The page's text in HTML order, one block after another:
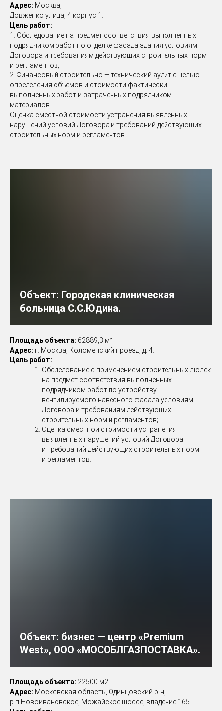
Адрес: Москва,
Довженко улица, 4 корпус 1.
Цель работ:
1. Обследование на предмет соответствия выполненных
подрядчиком работ по отделке фасада здания условиям
Договора и требованиям действующих строительных норм
и регламентов;
2. Финансовый строительно — технический аудит с целью
определения объемов и стоимости фактически
выполненных работ и затраченных подрядчиком
материалов.
Оценка сместной стоимости устранения выявленных
нарушений условий Договора и требований действующих
строительных норм и регламентов.
Объект: Городская клиническая
больница С.С.Юдина.
Площадь объекта: 62889,3 м².
Адрес: г. Москва, Коломенский проезд, д. 4.
Цель работ:
Обследование с применением строительных люлек
на предмет соответствия выполненных
подрядчиком работ по устройству
вентилируемого навесного фасада условиям
Договора и требованиям действующих
строительных норм и регламентов;
Оценка сместной стоимости устранения
выявленных нарушений условий Договора
и требований действующих строительных норм
и регламентов.
Объект: бизнес — центр «Premium
West», ООО «МОСОБЛГАЗПОСТАВКА».
Площадь объекта: 22500 м2.
Адрес: Московская область, Одинцовский р-н,
р.п.Новоивановское, Можайское шоссе, владение 165.